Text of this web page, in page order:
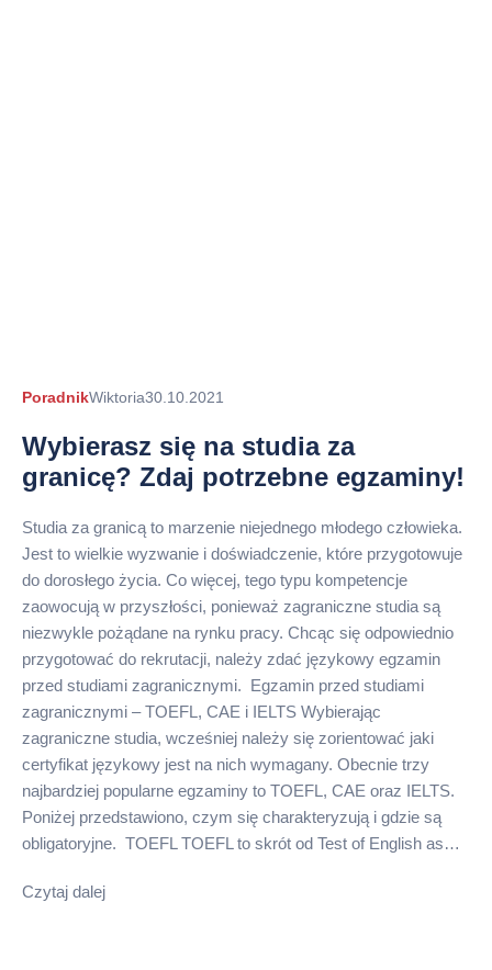
PoradnikAutor
Wiktoria30.10.2021
Wybierasz się na studia za
granicę? Zdaj potrzebne egzaminy!
Studia za granicą to marzenie niejednego młodego człowieka.
Jest to wielkie wyzwanie i doświadczenie, które przygotowuje
do dorosłego życia. Co więcej, tego typu kompetencje
zaowocują w przyszłości, ponieważ zagraniczne studia są
niezwykle pożądane na rynku pracy. Chcąc się odpowiednio
przygotować do rekrutacji, należy zdać językowy egzamin
przed studiami zagranicznymi. Egzamin przed studiami
zagranicznymi – TOEFL, CAE i IELTS Wybierając
zagraniczne studia, wcześniej należy się zorientować jaki
certyfikat językowy jest na nich wymagany. Obecnie trzy
najbardziej popularne egzaminy to TOEFL, CAE oraz IELTS.
Poniżej przedstawiono, czym się charakteryzują i gdzie są
obligatoryjne. TOEFL TOEFL to skrót od Test of English as…
Czytaj dalej